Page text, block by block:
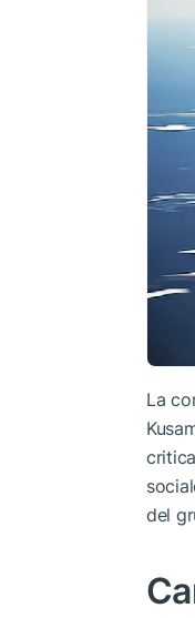
La
del